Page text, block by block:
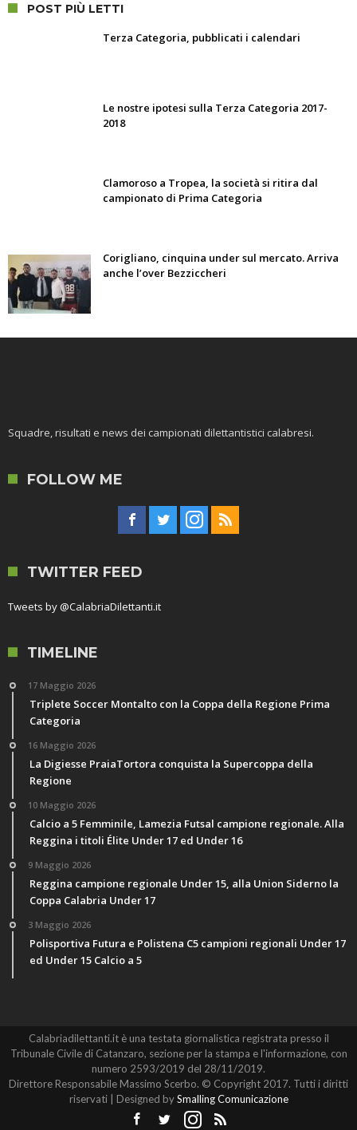
POST PIÙ LETTI
Terza Categoria, pubblicati i calendari
Le nostre ipotesi sulla Terza Categoria 2017-
2018
Clamoroso a Tropea, la società si ritira dal
campionato di Prima Categoria
Corigliano, cinquina under sul mercato. Arriva
anche l’over Bezziccheri
Squadre, risultati e news dei campionati dilettantistici calabresi.
FOLLOW ME
TWITTER FEED
Tweets by @CalabriaDilettanti.it
TIMELINE
17 Maggio 2026
Triplete Soccer Montalto con la Coppa della Regione Prima
Categoria
16 Maggio 2026
La Digiesse PraiaTortora conquista la Supercoppa della
Regione
10 Maggio 2026
Calcio a 5 Femminile, Lamezia Futsal campione regionale. Alla
Reggina i titoli Élite Under 17 ed Under 16
9 Maggio 2026
Reggina campione regionale Under 15, alla Union Siderno la
Coppa Calabria Under 17
3 Maggio 2026
Polisportiva Futura e Polistena C5 campioni regionali Under 17
ed Under 15 Calcio a 5
Calabriadilettanti.it è una testata giornalistica registrata presso il
Tribunale Civile di Catanzaro, sezione per la stampa e l'informazione, con
numero 2593/2019 del 28/11/2019.
Direttore Responsabile Massimo Scerbo. © Copyright 2017. Tutti i diritti
riservati | Designed bySmalling Comunicazione